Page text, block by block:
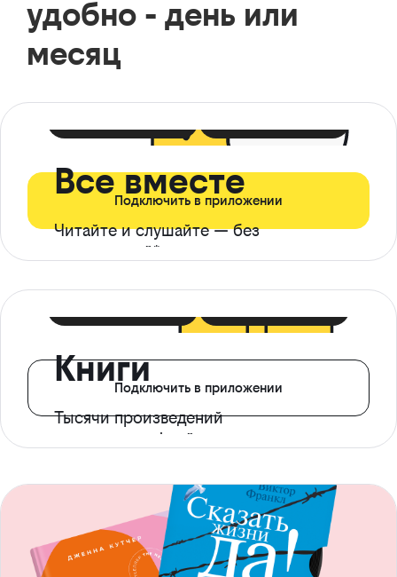
удобно - день или
месяц
Все вместе
Читайте и слушайте — без
ограничений*
Подключить в приложении
Книги
Тысячи произведений
с доступом офлайн
Подключить в приложении